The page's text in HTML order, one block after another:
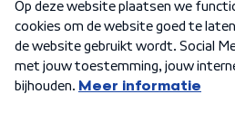
Algemene voorwaarden